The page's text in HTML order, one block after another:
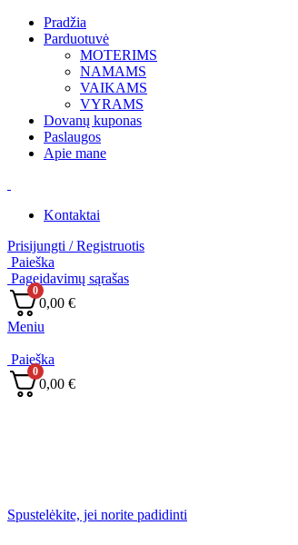
Pradžia
Parduotuvė
MOTERIMS
NAMAMS
VAIKAMS
VYRAMS
Dovanų kuponas
Paslaugos
Apie mane
Kontaktai
Prisijungti / Registruotis
Paieška
Pageidavimų sąrašas
0
0,00 €
Meniu
Paieška
0
0,00 €
Spustelėkite, jei norite padidinti